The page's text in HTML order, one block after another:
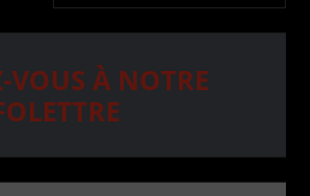
À NOTRE